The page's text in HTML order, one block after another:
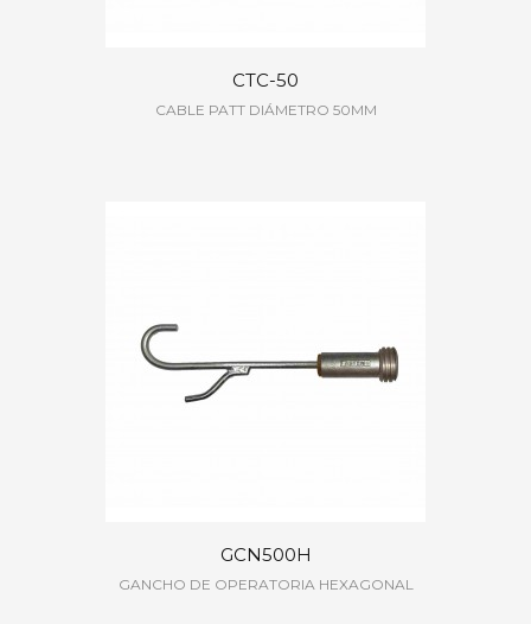
CTC-50
CABLE PATT DIÁMETRO 50MM
GCN500H
GANCHO DE OPERATORIA HEXAGONAL